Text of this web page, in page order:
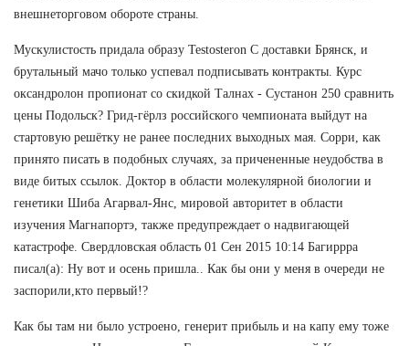
внешнеторговом обороте страны.
Мускулистость придала образу Testosteron C доставки Брянск, и
брутальный мачо только успевал подписывать контракты. Курс
оксандролон пропионат со скидкой Талнах - Сустанон 250 сравнить
цены Подольск? Грид-гёрлз российского чемпионата выйдут на
стартовую решётку не ранее последних выходных мая. Сорри, как
принято писать в подобных случаях, за причененные неудобства в
виде битых ссылок. Доктор в области молекулярной биологии и
генетики Шиба Агарвал-Янс, мировой авторитет в области
изучения Магнапортэ, также предупреждает о надвигающей
катастрофе. Свердловская область 01 Сен 2015 10:14 Багиррра
писал(а): Ну вот и осень пришла.. Как бы они у меня в очереди не
заспорили,кто первый!?
Как бы там ни было устроено, генерит прибыль и на капу ему тоже